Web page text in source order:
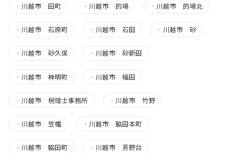
・ 川越市 田町 ・ 川越市 的場 ・ 川越市 的場北
・ 川越市 石原町 ・ 川越市 石田 ・ 川越市 砂
・ 川越市 砂久保 ・ 川越市 砂新田
・ 川越市 神明町 ・ 川越市 福田
・ 川越市 税理士事務所 ・ 川越市 竹野
・ 川越市 笠幡 ・ 川越市 脇田本町
・ 川越市 脇田町 ・ 川越市 芳野台